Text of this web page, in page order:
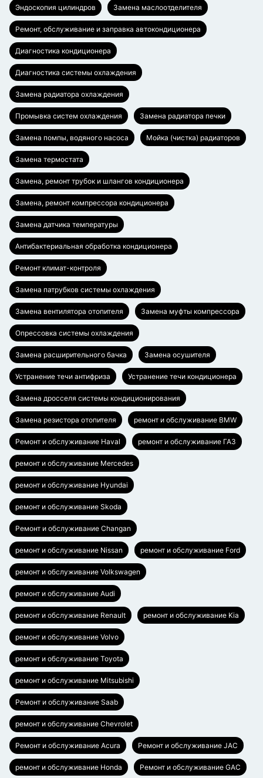
Эндоскопия цилиндров Замена маслоотделителя
Ремонт, обслуживание и заправка автокондиционера
Диагностика кондиционера
Диагностика системы охлаждения
Замена радиатора охлаждения
Промывка систем охлаждения Замена радиатора печки
Замена помпы, водяного насоса Мойка (чистка) радиаторов
Замена термостата
Замена, ремонт трубок и шлангов кондиционера
Замена, ремонт компрессора кондиционера
Замена датчика температуры
Антибактериальная обработка кондиционера
Ремонт климат-контроля
Замена патрубков системы охлаждения
Замена вентилятора отопителя Замена муфты компрессора
Опрессовка системы охлаждения
Замена расширительного бачка Замена осушителя
Устранение течи антифриза Устранение течи кондиционера
Замена дросселя системы кондиционирования
Замена резистора отопителя ремонт и обслуживание BMW
Ремонт и обслуживание Haval ремонт и обслуживание ГАЗ
ремонт и обслуживание Mercedes
ремонт и обслуживание Hyundai
ремонт и обслуживание Skoda
Ремонт и обслуживание Changan
ремонт и обслуживание Nissan ремонт и обслуживание Ford
ремонт и обслуживание Volkswagen
ремонт и обслуживание Audi
ремонт и обслуживание Renault ремонт и обслуживание Kia
ремонт и обслуживание Volvo
ремонт и обслуживание Toyota
ремонт и обслуживание Mitsubishi
Ремонт и обслуживание Saab
ремонт и обслуживание Chevrolet
Ремонт и обслуживание Acura Ремонт и обслуживание JAC
ремонт и обслуживание Honda Ремонт и обслуживание GAC